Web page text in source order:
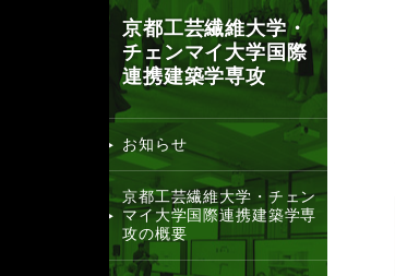
京都工芸繊維大学・
チェンマイ大学国際
連携建築学専攻
お知らせ
京都工芸繊維大学・チェン
マイ大学国際連携建築学専
攻の概要